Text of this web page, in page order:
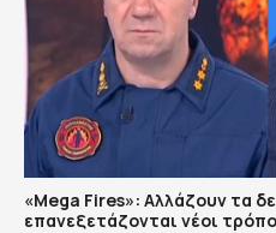
«Mega Fires»: Αλλάζουν τα
επανεξετάζονται νέοι